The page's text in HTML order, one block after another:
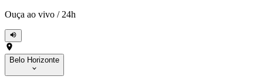
Ouça ao vivo / 24h
Belo Horizonte